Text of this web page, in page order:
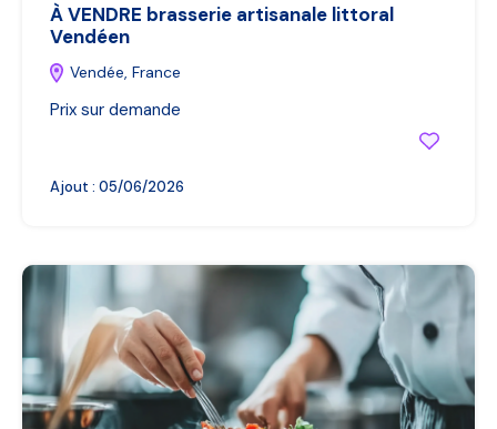
À VENDRE brasserie artisanale littoral
Vendéen
Vendée, France
Prix sur demande
Ajout : 05/06/2026